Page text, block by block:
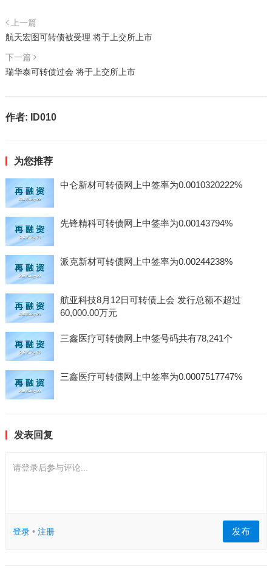
上一篇
航天宏图可转债被受理 将于上交所上市
下一篇
瑞华泰可转债过会 将于上交所上市
作者: ID010
为您推荐
中仑新材可转债网上中签率为0.0010320222%
先锋精科可转债网上中签率为0.00143794%
派克新材可转债网上中签率为0.00244238%
航亚科技8月12日可转债上会 发行总额不超过
60,000.00万元
三鑫医疗可转债网上中签号码共有78,241个
三鑫医疗可转债网上中签率为0.0007517747%
发表回复
请登录后参与评论...
登录• 注册 发布